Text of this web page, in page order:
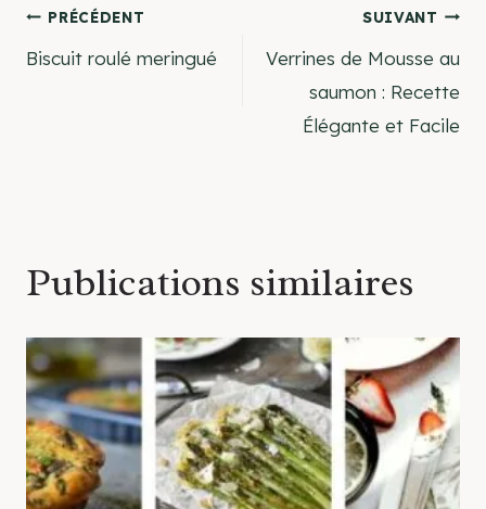
Navigation
PRÉCÉDENT
Biscuit roulé meringué
SUIVANT
Verrines de Mousse au
saumon : Recette
Élégante et Facile
Publications similaires